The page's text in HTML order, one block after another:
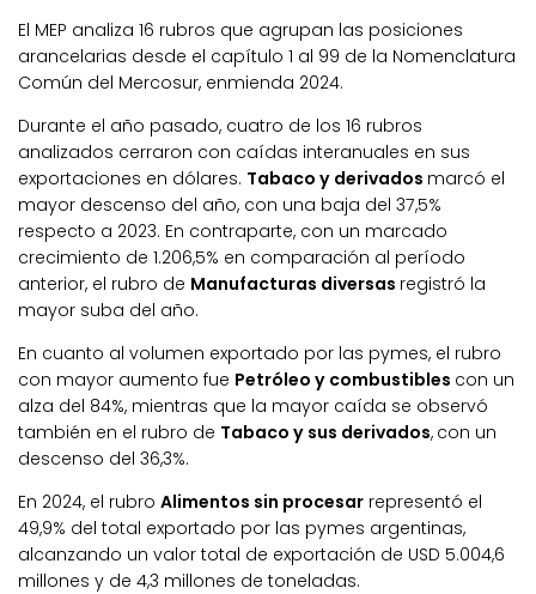
El MEP analiza 16 rubros que agrupan las posiciones
arancelarias desde el capítulo 1 al 99 de la Nomenclatura
Común del Mercosur, enmienda 2024.
Durante el año pasado, cuatro de los 16 rubros
analizados cerraron con caídas interanuales en sus
exportaciones en dólares. Tabaco y derivados marcó el
mayor descenso del año, con una baja del 37,5%
respecto a 2023. En contraparte, con un marcado
crecimiento de 1.206,5% en comparación al período
anterior, el rubro de Manufacturas diversas registró la
mayor suba del año.
En cuanto al volumen exportado por las pymes, el rubro
con mayor aumento fue Petróleo y combustibles con un
alza del 84%, mientras que la mayor caída se observó
también en el rubro de Tabaco y sus derivados, con un
descenso del 36,3%.
En 2024, el rubro Alimentos sin procesar representó el
49,9% del total exportado por las pymes argentinas,
alcanzando un valor total de exportación de USD 5.004,6
millones y de 4,3 millones de toneladas.